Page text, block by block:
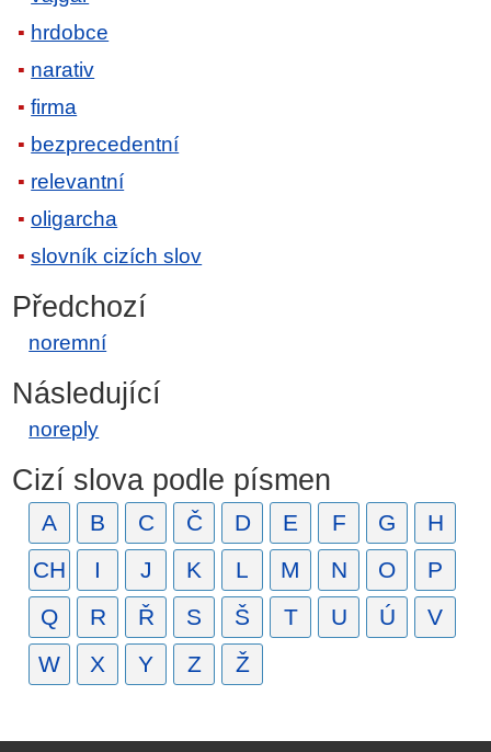
hrdobce
narativ
firma
bezprecedentní
relevantní
oligarcha
slovník cizích slov
Předchozí
noremní
Následující
noreply
Cizí slova podle písmen
A B C Č D E F G
H
CH
I J K L M N O
P
Q
R Ř S Š T U Ú
V
W
X Y Z Ž